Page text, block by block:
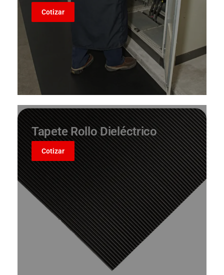
Cotizar
Tapete Rollo Dieléctrico
Cotizar